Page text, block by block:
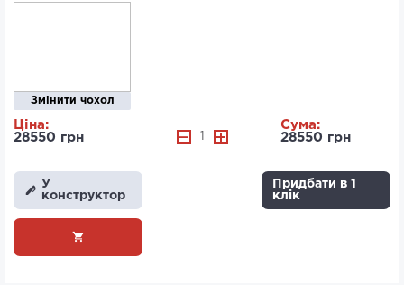
Змінити чохол
Ціна:
28550 грн
Сума:
28550 грн
У
конструктор
Придбати в 1
клік